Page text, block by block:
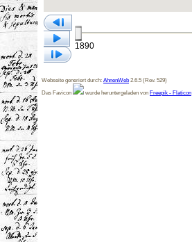
1890
Webseite generiert durch: AhnenWeb 2.6.5 (Rev. 529)
Das Favicon
wurde heruntergeladen von Freepik - Flaticon